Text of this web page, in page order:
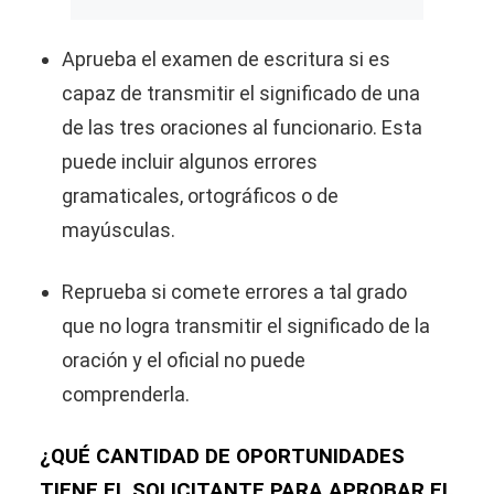
Aprueba el examen de escritura si es
capaz de transmitir el significado de una
de las tres oraciones al funcionario. Esta
puede incluir algunos errores
gramaticales, ortográficos o de
mayúsculas.
Reprueba si comete errores a tal grado
que no logra transmitir el significado de la
oración y el oficial no puede
comprenderla.
¿QUÉ CANTIDAD DE OPORTUNIDADES